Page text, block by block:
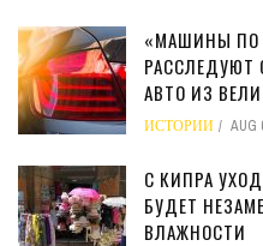
«МАШИНЫ ПО
РАССЛЕДУЮТ
АВТО ИЗ
ИСТОРИИ AUG
С КИПРА
БУДЕТ
ВЛАЖНОСТИ